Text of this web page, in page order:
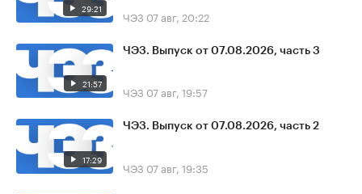
29:21 ЧЭЗ 07 авг, 20:22
21:57
ЧЭЗ. Выпуск от 07.08.2026, часть 3
ЧЭЗ 07 авг, 19:57
17:29
ЧЭЗ. Выпуск от 07.08.2026, часть 2
ЧЭЗ 07 авг, 19:35